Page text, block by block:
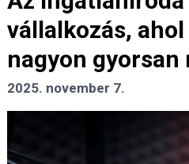
vállalkozás,
nagyon
2025. november 7.